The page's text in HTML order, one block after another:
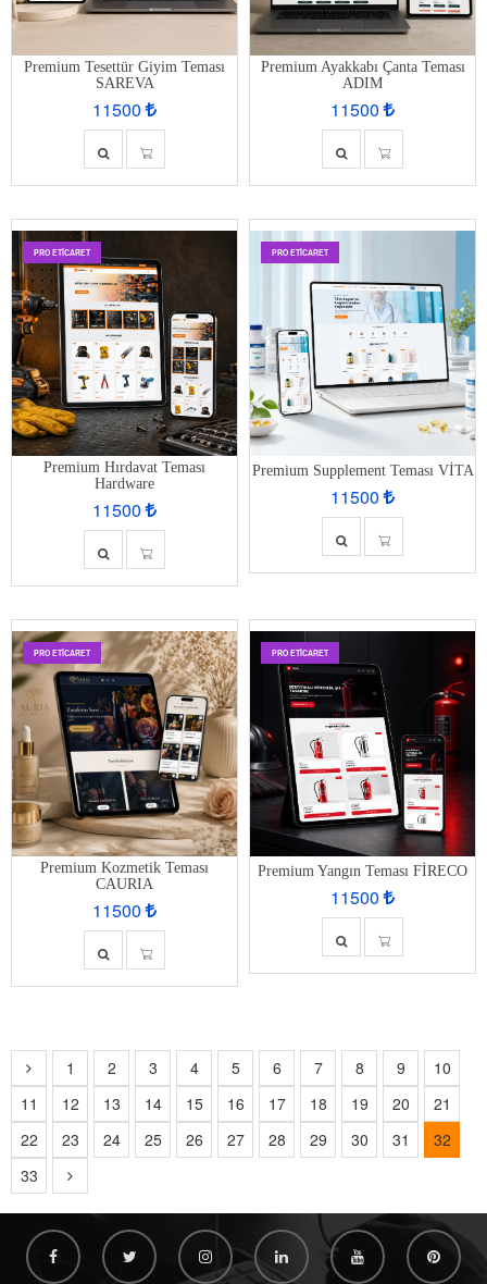
Premium Tesettür Giyim Teması
SAREVA
11500
Premium Ayakkabı Çanta Teması
ADIM
11500
PRO ETİCARET
Premium Hırdavat Teması
Hardware
11500
PRO ETİCARET
Premium Supplement Teması VİTA
11500
PRO ETİCARET
Premium Kozmetik Teması
CAURIA
11500
PRO ETİCARET
Premium Yangın Teması FİRECO
11500
1 2 3 4 5 6 7 8 9
10
11
12 13 14 15 16 17 18 19 20
21
22
23 24 25 26 27 28 29 30 31
32
33